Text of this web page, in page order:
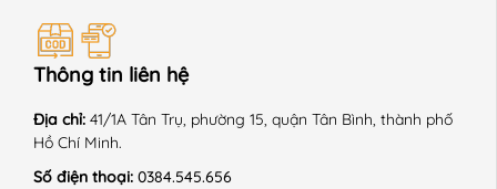
Thông tin liên hệ
Địa chỉ: 41/1A Tân Trụ, phường 15, quận Tân Bình, thành phố
Hồ Chí Minh.
Số điện thoại: 0384.545.656